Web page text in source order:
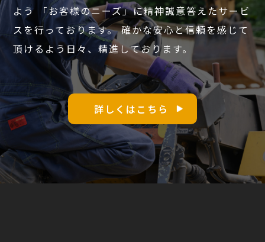
よう 「お客様のニーズ」に精神誠意答えたサービ
スを行っております。確かな安心と信頼を感じて
頂けるよう日々、精進しております。
詳しくはこちら